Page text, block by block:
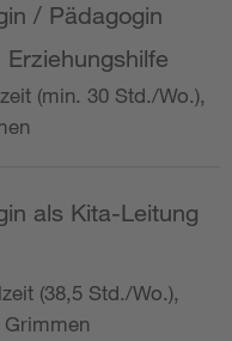
/ Pädagogin
(min. 30 Std./Wo.),
als Kita-Leitung
(38,5 Std./Wo.),